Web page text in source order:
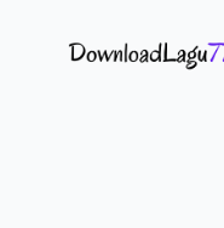
Download Lagu -